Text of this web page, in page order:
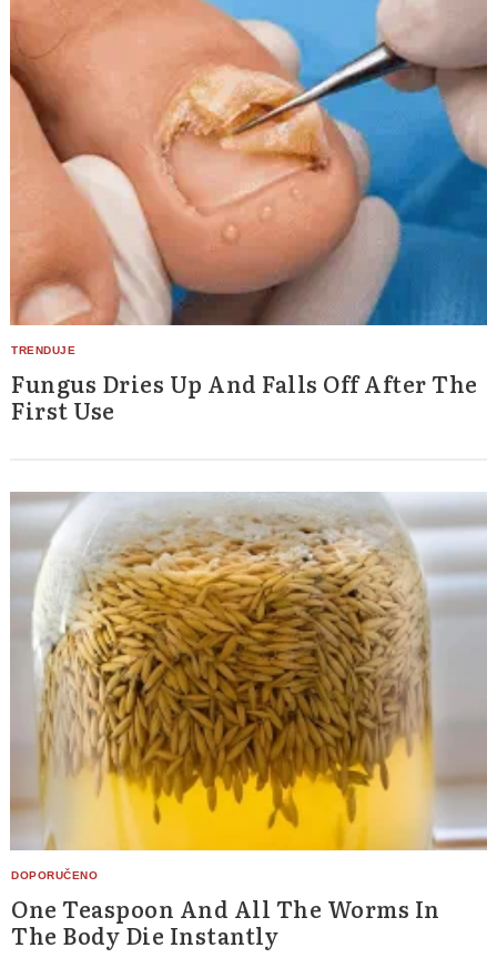
Fungus Dries Up And Falls Off After The
First Use
One Teaspoon And All The Worms In
The Body Die Instantly